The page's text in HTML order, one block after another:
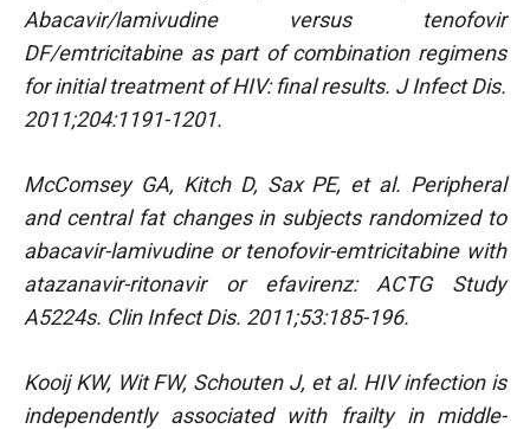
Abacavir/lamivudine versus tenofovir
DF/emtricitabine as part of combination regimens
for initial treatment of HIV: final results. J Infect Dis.
2011;204:1191-1201.
McComsey GA, Kitch D, Sax PE, et al. Peripheral
and central fat changes in subjects randomized to
abacavir-lamivudine or tenofovir-emtricitabine with
atazanavir-ritonavir or efavirenz: ACTG Study
A5224s. Clin Infect Dis. 2011;53:185-196.
Kooij KW, Wit FW, Schouten J, et al. HIV infection is
independently associated with frailty in middle-